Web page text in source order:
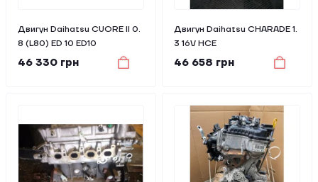
Двигун Daihatsu CUORE II 0.
8 (L80) ED 10 ED10
46 330 грн
Двигун Daihatsu CHARADE 1.
3 16V HCE
46 658 грн